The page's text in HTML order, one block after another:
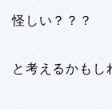
怪しい？？？
と考えるかもし